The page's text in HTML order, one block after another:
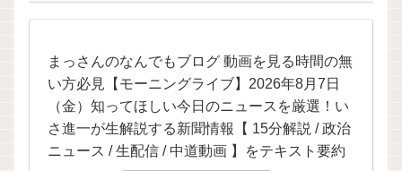
まっさんのなんでもブログ 動画を見る時間の無
い方必見【モーニングライブ】2026年8月7日
（金）知ってほしい今日のニュースを厳選！い
さ進一が生解説する新聞情報【 15分解説 / 政治
ニュース / 生配信 / 中道動画 】をテキスト要約